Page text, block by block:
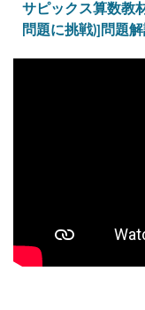
サピックス算数教
問題に挑戦)]問題